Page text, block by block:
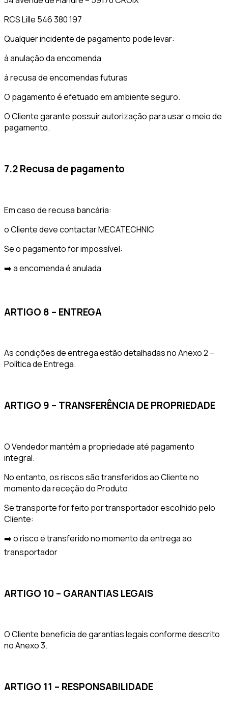
RCS Lille 546 380 197
Qualquer incidente de pagamento pode levar:
à anulação da encomenda
à recusa de encomendas futuras
O pagamento é efetuado em ambiente seguro.
O Cliente garante possuir autorização para usar o meio de
pagamento.
7.2 Recusa de pagamento
Em caso de recusa bancária:
o Cliente deve contactar MECATECHNIC
Se o pagamento for impossível:
➡️ a encomenda é anulada
ARTIGO 8 – ENTREGA
As condições de entrega estão detalhadas no Anexo 2 –
Política de Entrega.
ARTIGO 9 – TRANSFERÊNCIA DE PROPRIEDADE
O Vendedor mantém a propriedade até pagamento
integral.
No entanto, os riscos são transferidos ao Cliente no
momento da receção do Produto.
Se transporte for feito por transportador escolhido pelo
Cliente:
➡️ o risco é transferido no momento da entrega ao
transportador
ARTIGO 10 – GARANTIAS LEGAIS
O Cliente beneficia de garantias legais conforme descrito
no Anexo 3.
ARTIGO 11 – RESPONSABILIDADE